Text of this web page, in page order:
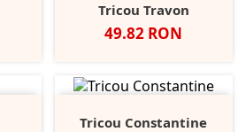
Tricou Travon
Pret
49.82 RON
Tricou Constantine